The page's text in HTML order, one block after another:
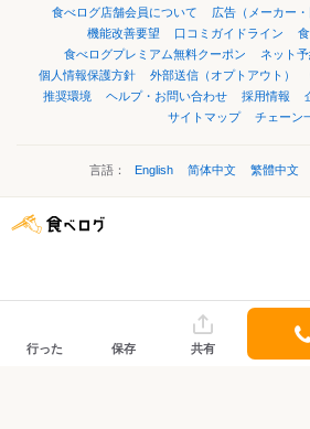
食べログ店舗会員について
広告（メーカー
機能改善要望
口コミガイドライン
食べログプレミアム無料クーポン
ネット予
個人情報保護方針
外部送信（オプトアウト）
推奨環境
ヘルプ・お問い合わせ 採用情報
サイトマップ
チェーン
言語： English 简体中文 繁體中文
行った 保存 共有